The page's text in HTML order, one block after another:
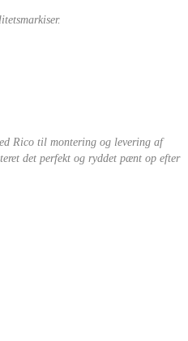
Rico til montering og levering af
det perfekt og ryddet pænt op efter